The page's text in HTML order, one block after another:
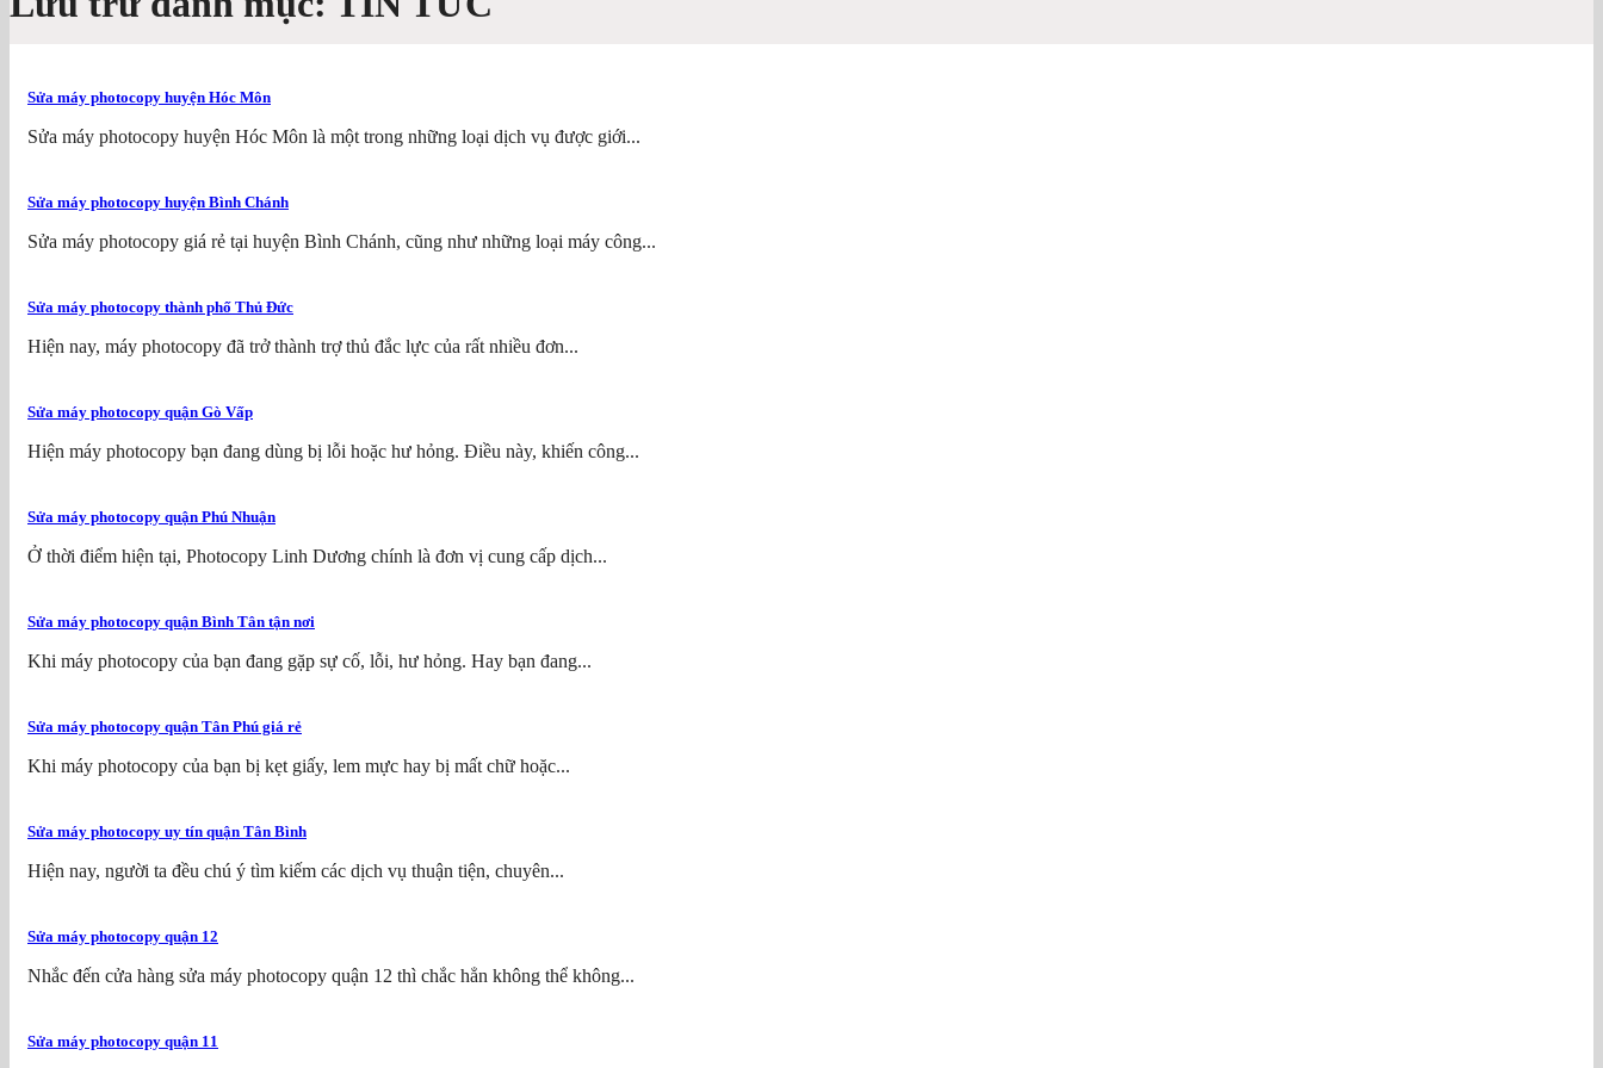
Sửa máy photocopy huyện Hóc Môn
Sửa máy photocopy huyện Hóc Môn là một trong những loại dịch vụ được giới...
Sửa máy photocopy huyện Bình Chánh
Sửa máy photocopy giá rẻ tại huyện Bình Chánh, cũng như những loại máy công...
Sửa máy photocopy thành phố Thủ Đức
Hiện nay, máy photocopy đã trở thành trợ thủ đắc lực của rất nhiều đơn...
Sửa máy photocopy quận Gò Vấp
Hiện máy photocopy bạn đang dùng bị lỗi hoặc hư hỏng. Điều này, khiến công...
Sửa máy photocopy quận Phú Nhuận
Ở thời điểm hiện tại, Photocopy Linh Dương chính là đơn vị cung cấp dịch...
Sửa máy photocopy quận Bình Tân tận nơi
Khi máy photocopy của bạn đang gặp sự cố, lỗi, hư hỏng. Hay bạn đang...
Sửa máy photocopy quận Tân Phú giá rẻ
Khi máy photocopy của bạn bị kẹt giấy, lem mực hay bị mất chữ hoặc...
Sửa máy photocopy uy tín quận Tân Bình
Hiện nay, người ta đều chú ý tìm kiếm các dịch vụ thuận tiện, chuyên...
Sửa máy photocopy quận 12
Nhắc đến cửa hàng sửa máy photocopy quận 12 thì chắc hẳn không thể không...
Sửa máy photocopy quận 11